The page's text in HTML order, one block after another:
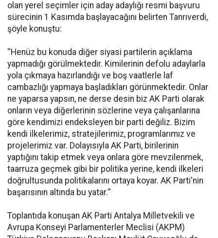
olan yerel seçimler için aday adaylığı resmi başvuru
sürecinin 1 Kasımda başlayacağını belirten Tanrıverdi,
şöyle konuştu:
''Henüz bu konuda diğer siyasi partilerin açıklama
yapmadığı görülmektedir. Kimilerinin defolu adaylarla
yola çıkmaya hazırlandığı ve boş vaatlerle laf
cambazlığı yapmaya başladıkları görünmektedir. Onlar
ne yaparsa yapsın, ne derse desin biz AK Parti olarak
onların veya diğerlerinin sözlerine veya çalışanlarına
göre kendimizi endeksleyen bir parti değiliz. Bizim
kendi ilkelerimiz, stratejilerimiz, programlarımız ve
projelerimiz var. Dolayısıyla AK Parti, birilerinin
yaptığını takip etmek veya onlara göre mevzilenmek,
taarruza geçmek gibi bir politika yerine, kendi ilkeleri
doğrultusunda politikalarını ortaya koyar. AK Parti'nin
başarısının altında bu yatar.''
Toplantıda konuşan AK Parti Antalya Milletvekili ve
Avrupa Konseyi Parlamenterler Meclisi (AKPM)